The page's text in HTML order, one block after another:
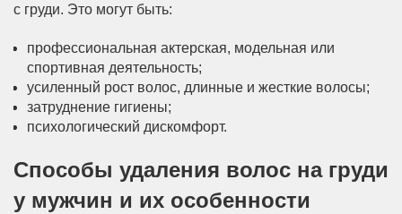
с груди. Это могут быть:
профессиональная актерская, модельная или
спортивная деятельность;
усиленный рост волос, длинные и жесткие волосы;
затруднение гигиены;
психологический дискомфорт.
Способы удаления волос на груди
у мужчин и их особенности